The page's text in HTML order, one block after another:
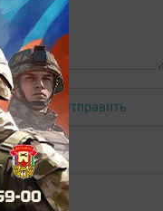
Отправить